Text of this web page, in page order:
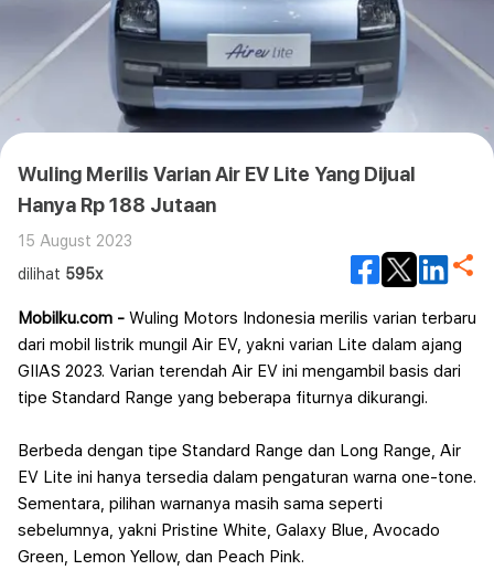
Wuling Merilis Varian Air EV Lite Yang Dijual
Hanya Rp 188 Jutaan
15 August 2023
dilihat 595x
Mobilku.com - Wuling Motors Indonesia merilis varian terbaru
dari mobil listrik mungil Air EV, yakni varian Lite dalam ajang
GIIAS 2023. Varian terendah Air EV ini mengambil basis dari
tipe Standard Range yang beberapa fiturnya dikurangi.
Berbeda dengan tipe Standard Range dan Long Range, Air
EV Lite ini hanya tersedia dalam pengaturan warna one-tone.
Sementara, pilihan warnanya masih sama seperti
sebelumnya, yakni Pristine White, Galaxy Blue, Avocado
Green, Lemon Yellow, dan Peach Pink.